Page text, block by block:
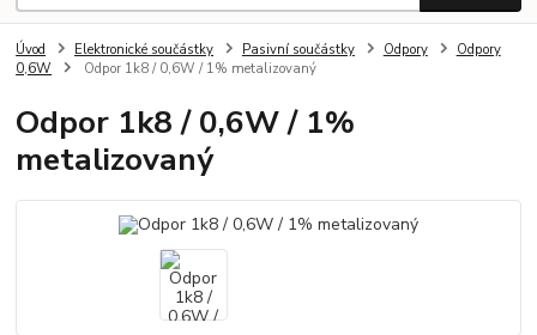
Úvod Elektronické součástky Pasivní součástky Odpory
Odpory
0,6W
Odpor 1k8 / 0,6W / 1% metalizovaný
Odpor 1k8 / 0,6W / 1%
metalizovaný